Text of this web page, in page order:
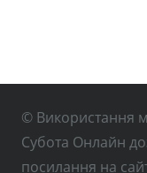
© Використання
Субота Онлайн
посилання на